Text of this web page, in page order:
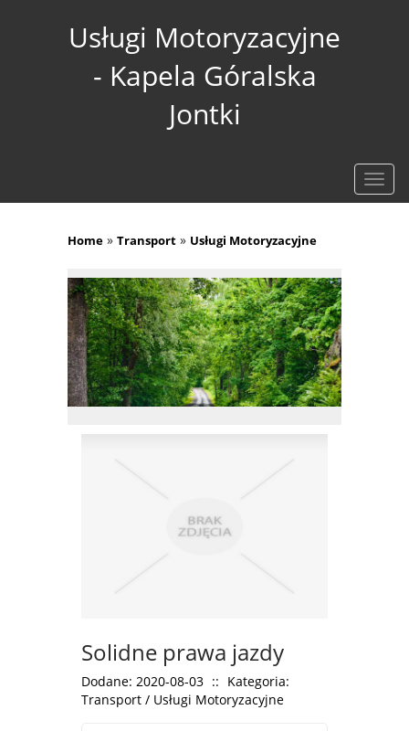
Usługi Motoryzacyjne
- Kapela Góralska
Jontki
Home » Transport » Usługi Motoryzacyjne
Solidne prawa jazdy
Dodane: 2020-08-03 :: Kategoria:
Transport / Usługi Motoryzacyjne